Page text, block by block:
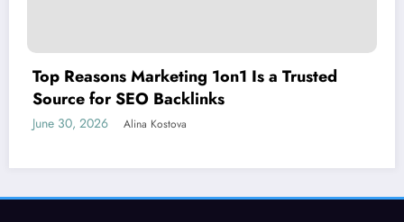
Top Reasons Marketing 1on1 Is a Trusted
Source for SEO Backlinks
June 30, 2026 Alina Kostova